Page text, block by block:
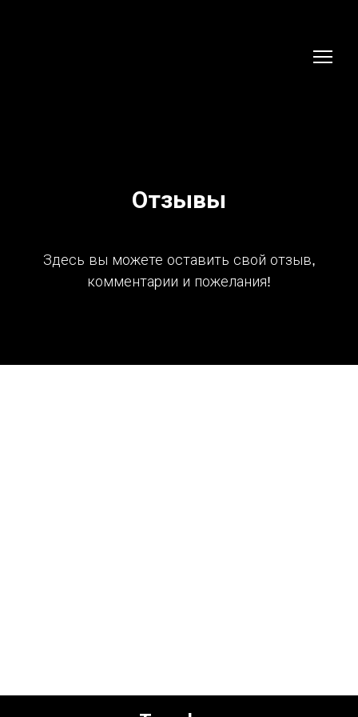
Отзывы
Здесь вы можете оставить свой отзыв,
комментарии и пожелания!